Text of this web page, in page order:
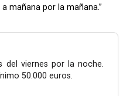
mañana por la mañana.”
del viernes por la noche.
50.000 euros.